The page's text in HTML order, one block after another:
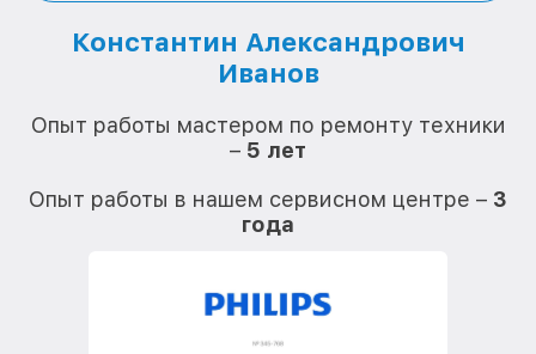
Константин Александрович
Иванов
Опыт работы мастером по ремонту техники
– 5 лет
Опыт работы в нашем сервисном центре – 3
года